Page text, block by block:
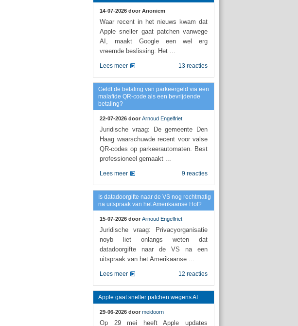
14-07-2026 door Anoniem
Waar recent in het nieuws kwam dat
Apple sneller gaat patchen vanwege
AI, maakt Google een wel erg
vreemde beslissing: Het ...
13 reacties
Lees meer
Geldt de betaling van parkeergeld via een
malafide QR-code als een bevrijdende
betaling?
22-07-2026 door Arnoud Engelfriet
Juridische vraag: De gemeente Den
Haag waarschuwde recent voor valse
QR-codes op parkeerautomaten. Best
professioneel gemaakt ...
9 reacties
Lees meer
Is datadoorgifte naar de VS nog rechtmatig
na uitspraak van het Amerikaanse Hof?
15-07-2026 door Arnoud Engelfriet
Juridische vraag: Privacyorganisatie
noyb liet onlangs weten dat
datadoorgifte naar de VS na een
uitspraak van het Amerikaanse ...
12 reacties
Lees meer
Apple gaat sneller patchen wegens AI
29-06-2026 door meidoorn
Op 29 mei heeft Apple updates